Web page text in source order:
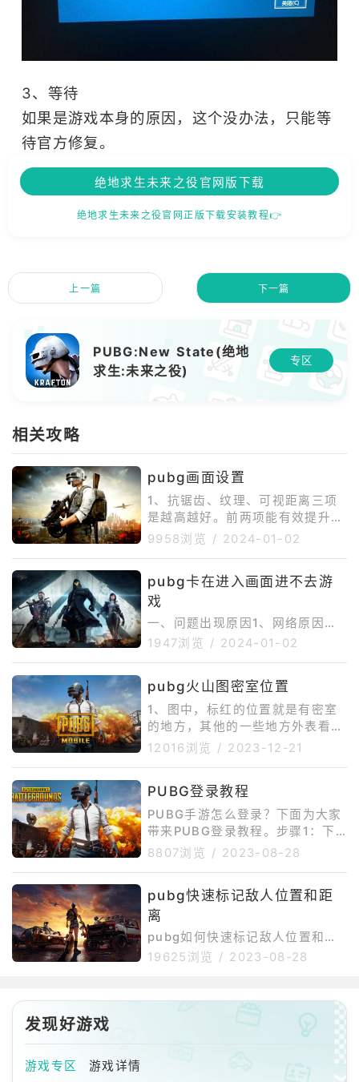
3、等待
如果是游戏本身的原因，这个没办法，只能等
待官方修复。
绝地求生未来之役官网版下载
绝地求生未来之役官网正版下载安装教程👉
上一篇 下一篇
PUBG:New State(绝地
求生:未来之役)
专区
相关攻略
pubg画面设置
1、抗锯齿、纹理、可视距离三项
是越高越好。前两项能有效提升人
物与周边环境的对比度，使得玩家
期处理、阴影、特效、树木这几
项，虽然可以提升画面表现，却让
敌人更容易藏匿与环境当中，应该
设置为非常低。3、亮度、屏幕比
例理论上调到最大更好。建议亮度
比例是影响帧数的主要参数，提供
的效果却不是特别明显。如果机器
配置有限，可
9958浏览 / 2024-01-02
pubg卡在进入画面进不去游
戏
一、问题出现原因1、网络原因可
能是由于网络波动。2、电脑原因
数过多，服务器承载不了。二、解
决方法1、切换网络网络造成的问
题，查找一下网路问题，重启试
试。2、重启电脑退出游戏重进，
不行的话重启电脑。3、等待如果
只能等待官方修复。
1947浏览 / 2024-01-02
pubg火山图密室位置
1、图中，标红的位置就是有密室
的地方，其他的一些地方外表看起
来像，但是其实是打不开的密室。
套件”以及额外的狙击手套件。
12016浏览 / 2023-12-21
PUBG登录教程
PUBG手游怎么登录？下面为大家
带来PUBG登录教程。步骤1：下
载并打开PUBG应用程序首先你需
了这个应用，那么请跳过此步骤。
步骤2：选择账号登录方式打开PU
BG应用程序之后，你需要选择一
个账号登录方式。你可以使用Goo
glePlay账号、Facebook账号、T
如果你首次登录PUBG，你需要注
8807浏览 / 2023-08-28
pubg快速标记敌人位置和距
离
pubg如何快速标记敌人位置和距
离？1、绝地求生快速标记敌人位
里，标记就会标在哪里。2、在游
戏中，可能Alt+鼠标中按起来会比
较麻烦，在对枪中也常常忘记标记
功能，这时候玩家只需要通过更改
键位即可，将快速标记的副键位改
19625浏览 / 2023-08-28
发现好游戏
游戏专区 游戏详情